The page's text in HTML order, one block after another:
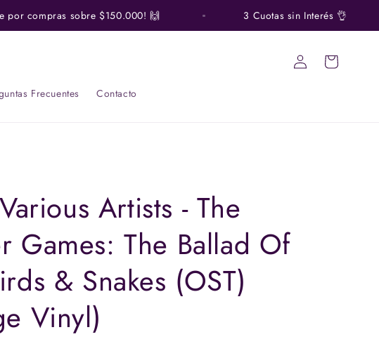
compras sobre $150.000! 🙌 3 Cuotas sin Interés 👌
Frecuentes Contacto
Iniciar
sesión
Carrito
Artists - The
Games: The Ballad Of
& Snakes (OST)
Vinyl)